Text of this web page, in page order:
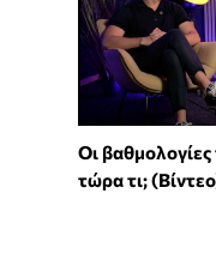
Οι
τώρα τι;